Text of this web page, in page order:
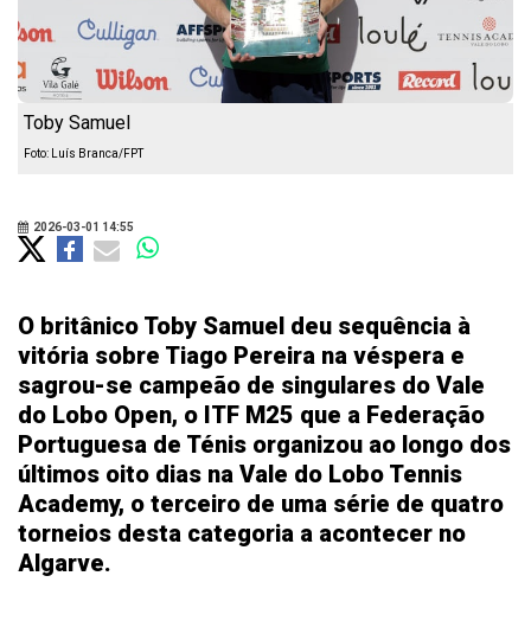
Toby Samuel
Foto: Luís Branca/FPT
2026-03-01 14:55
O britânico Toby Samuel deu sequência à
vitória sobre Tiago Pereira na véspera e
sagrou-se campeão de singulares do Vale
do Lobo Open, o ITF M25 que a Federação
Portuguesa de Ténis organizou ao longo dos
últimos oito dias na Vale do Lobo Tennis
Academy, o terceiro de uma série de quatro
torneios desta categoria a acontecer no
Algarve.